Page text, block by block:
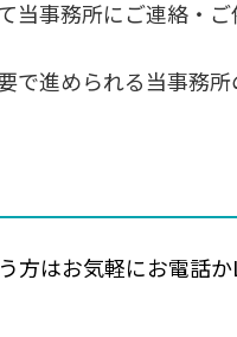
事務所にご連絡・ご
進められる当事務
方はお気軽にお電話